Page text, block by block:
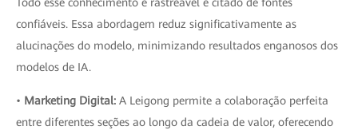
confiáveis. Essa abordagem reduz significativamente as
alucinações do modelo, minimizando resultados enganosos dos
modelos de IA.
• Marketing Digital: A Leigong permite a colaboração perfeita
entre diferentes seções ao longo da cadeia de valor, oferecendo